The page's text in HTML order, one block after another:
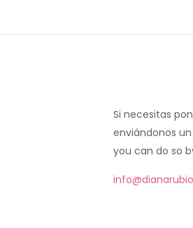
Si necesitas
enviándonos
you can do so